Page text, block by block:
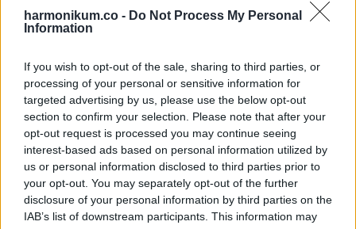
harmonikum.co - Do Not Process My Personal
Information
If you wish to opt-out of the sale, sharing to third parties, or
processing of your personal or sensitive information for
targeted advertising by us, please use the below opt-out
section to confirm your selection. Please note that after your
opt-out request is processed you may continue seeing
interest-based ads based on personal information utilized by
us or personal information disclosed to third parties prior to
your opt-out. You may separately opt-out of the further
disclosure of your personal information by third parties on the
IAB’s list of downstream participants. This information may
A világhírt hozó sorozat után még számos tévéfilmben,